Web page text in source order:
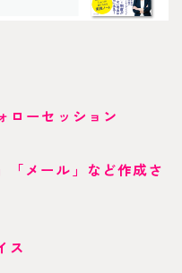
ローセッション
「メール」など作成さ
ス